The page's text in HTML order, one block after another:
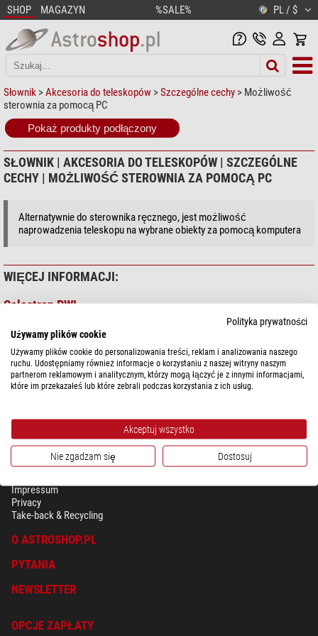
SHOP MAGAZYN %SALE% PL / $
Słownik >Akcesoria do teleskopów >Szczególne cechy > Możliwość
sterownia za pomocą PC
Pokaż produkty podłączony
SŁOWNIK | AKCESORIA DO TELESKOPÓW | SZCZEGÓLNE
CECHY | MOŻLIWOŚĆ STEROWNIA ZA POMOCĄ PC
Alternatywnie do sterownika ręcznego, jest możliwość
naprowadzenia teleskopu na wybrane obiekty za pomocą komputera
WIĘCEJ INFORMACJI:
Celestron PWI
Dzięki oprogramowaniu PWI montaż może być sterowany z komputera.
BEZPIECZEŃSTWO & OCHRONA DANYCH OSOBISTYCH
Impressum
Privacy
Take-back & Recycling
O ASTROSHOP.PL
PYTANIA
NEWSLETTER
OPCJE ZAPŁATY
Polityka prywatności
Używamy plików cookie
Używamy plików cookie do personalizowania treści, reklam i analizowania naszego
ruchu. Udostępniamy również informacje o korzystaniu z naszej witryny naszym
partnerom reklamowym i analitycznym, którzy mogą łączyć je z innymi informacjami,
które im przekazałeś lub które zebrali podczas korzystania z ich usług.
Akceptuj wszystko
Nie zgadzam się Dostosuj